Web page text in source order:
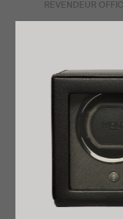
REVENDEUR
TISSOT réinvente
avec un design si
316 l intégré au
clair soleillé et de sa
sont remplies d’un
son verre saphir
dateur est positionné